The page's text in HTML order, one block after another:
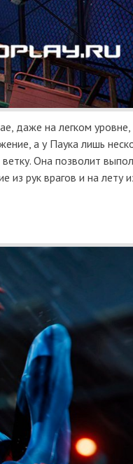
даже на легком уровне,
а у Паука лишь
Она позволит
рук врагов и на лету